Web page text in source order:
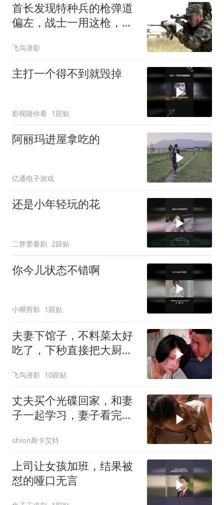
首长发现特种兵的枪弹道
偏左，战士一用这枪，百
飞鸟潜影
主打一个得不到就毁掉
影视随你看 1跟贴
阿丽玛进屋拿吃的
亿通电子游戏
还是小年轻玩的花
二胖爱看剧 2跟贴
你今儿状态不错啊
小椰剪影 1跟贴
夫妻下馆子，不料菜太好
吃了，下秒直接把大厨请
飞鸟潜影 10跟贴
丈夫买个光碟回家，和妻
子一起学习，妻子看完反
shion斯卡艾特
上司让女孩加班，结果被
怼的哑口无言